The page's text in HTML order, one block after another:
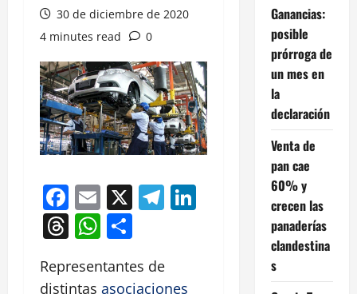
30 de diciembre de 2020
4 minutes read
0
Facebook
Email
X Telegram
LinkedIn
Threads
WhatsApp
Representantes de
distintas asociaciones
Ganancias:
posible
prórroga de
un mes en
la
declaración
Venta de
pan cae
60% y
crecen las
panaderías
clandestina
s